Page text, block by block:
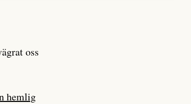
oss
hemlig